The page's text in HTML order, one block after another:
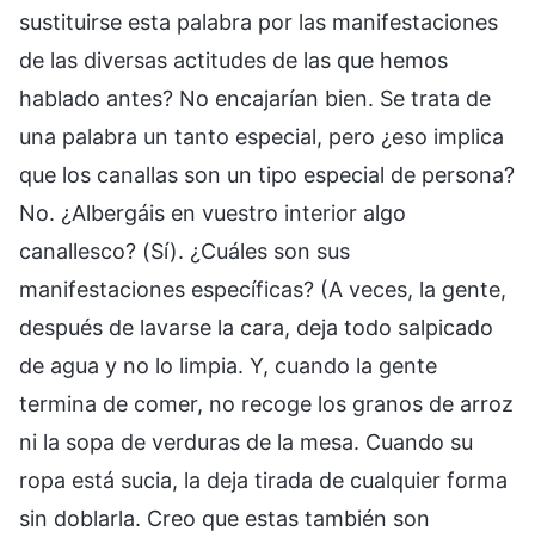
sustituirse esta palabra por las manifestaciones
de las diversas actitudes de las que hemos
hablado antes? No encajarían bien. Se trata de
una palabra un tanto especial, pero ¿eso implica
que los canallas son un tipo especial de persona?
No. ¿Albergáis en vuestro interior algo
canallesco? (Sí). ¿Cuáles son sus
manifestaciones específicas? (A veces, la gente,
después de lavarse la cara, deja todo salpicado
de agua y no lo limpia. Y, cuando la gente
termina de comer, no recoge los granos de arroz
ni la sopa de verduras de la mesa. Cuando su
ropa está sucia, la deja tirada de cualquier forma
sin doblarla. Creo que estas también son